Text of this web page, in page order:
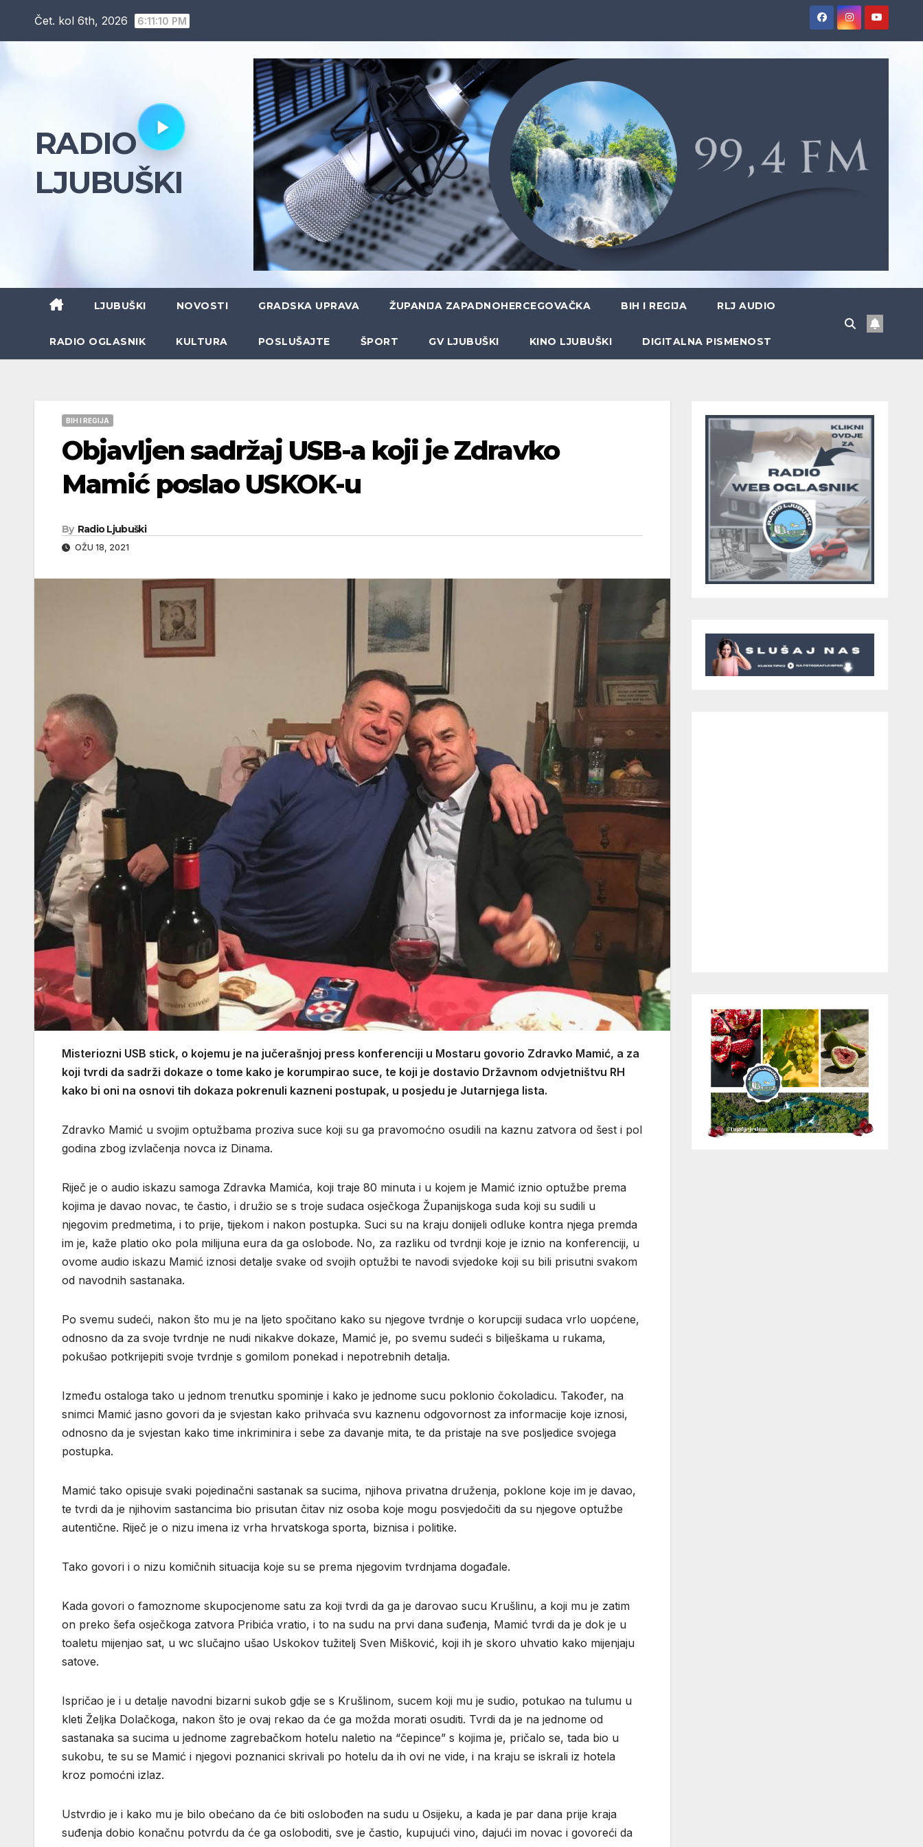
Čet. kol 6th, 2026 6:11:11 PM
RADIO
LJUBUŠKI
LJUBUŠKI NOVOSTI GRADSKA UPRAVA ŽUPANIJA ZAPADNOHERCEGOVAČKA BIH I REGIJA RLJ AUDIO
RADIO OGLASNIK KULTURA POSLUŠAJTE ŠPORT GV LJUBUŠKI KINO LJUBUŠKI DIGITALNA PISMENOST
BIH I REGIJA
Objavljen sadržaj USB-a koji je Zdravko
Mamić poslao USKOK-u
By Radio Ljubuški
OŽU 18, 2021
Misteriozni USB stick, o kojemu je na jučerašnjoj press konferenciji u Mostaru govorio Zdravko Mamić, a za
koji tvrdi da sadrži dokaze o tome kako je korumpirao suce, te koji je dostavio Državnom odvjetništvu RH
kako bi oni na osnovi tih dokaza pokrenuli kazneni postupak, u posjedu je Jutarnjega lista.
Zdravko Mamić u svojim optužbama proziva suce koji su ga pravomoćno osudili na kaznu zatvora od šest i pol
godina zbog izvlačenja novca iz Dinama.
Riječ je o audio iskazu samoga Zdravka Mamića, koji traje 80 minuta i u kojem je Mamić iznio optužbe prema
kojima je davao novac, te častio, i družio se s troje sudaca osječkoga Županijskoga suda koji su sudili u
njegovim predmetima, i to prije, tijekom i nakon postupka. Suci su na kraju donijeli odluke kontra njega premda
im je, kaže platio oko pola milijuna eura da ga oslobode. No, za razliku od tvrdnji koje je iznio na konferenciji, u
ovome audio iskazu Mamić iznosi detalje svake od svojih optužbi te navodi svjedoke koji su bili prisutni svakom
od navodnih sastanaka.
Po svemu sudeći, nakon što mu je na ljeto spočitano kako su njegove tvrdnje o korupciji sudaca vrlo uopćene,
odnosno da za svoje tvrdnje ne nudi nikakve dokaze, Mamić je, po svemu sudeći s bilješkama u rukama,
pokušao potkrijepiti svoje tvrdnje s gomilom ponekad i nepotrebnih detalja.
Između ostaloga tako u jednom trenutku spominje i kako je jednome sucu poklonio čokoladicu. Također, na
snimci Mamić jasno govori da je svjestan kako prihvaća svu kaznenu odgovornost za informacije koje iznosi,
odnosno da je svjestan kako time inkriminira i sebe za davanje mita, te da pristaje na sve posljedice svojega
postupka.
Mamić tako opisuje svaki pojedinačni sastanak sa sucima, njihova privatna druženja, poklone koje im je davao,
te tvrdi da je njihovim sastancima bio prisutan čitav niz osoba koje mogu posvjedočiti da su njegove optužbe
autentične. Riječ je o nizu imena iz vrha hrvatskoga sporta, biznisa i politike.
Tako govori i o nizu komičnih situacija koje su se prema njegovim tvrdnjama događale.
Kada govori o famoznome skupocjenome satu za koji tvrdi da ga je darovao sucu Krušlinu, a koji mu je zatim
on preko šefa osječkoga zatvora Pribića vratio, i to na sudu na prvi dana suđenja, Mamić tvrdi da je dok je u
toaletu mijenjao sat, u wc slučajno ušao Uskokov tužitelj Sven Mišković, koji ih je skoro uhvatio kako mijenjaju
satove.
Ispričao je i u detalje navodni bizarni sukob gdje se s Krušlinom, sucem koji mu je sudio, potukao na tulumu u
kleti Željka Dolačkoga, nakon što je ovaj rekao da će ga možda morati osuditi. Tvrdi da je na jednome od
sastanaka sa sucima u jednome zagrebačkom hotelu naletio na “čepince” s kojima je, pričalo se, tada bio u
sukobu, te su se Mamić i njegovi poznanici skrivali po hotelu da ih ovi ne vide, i na kraju se iskrali iz hotela
kroz pomoćni izlaz.
Ustvrdio je i kako mu je bilo obećano da će biti oslobođen na sudu u Osijeku, a kada je par dana prije kraja
suđenja dobio konačnu potvrdu da će ga osloboditi, sve je častio, kupujući vino, dajući im novac i govoreći da